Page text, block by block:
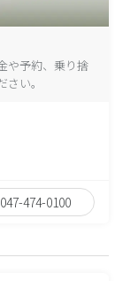
や予約、乗り捨
い。
047-474-0100